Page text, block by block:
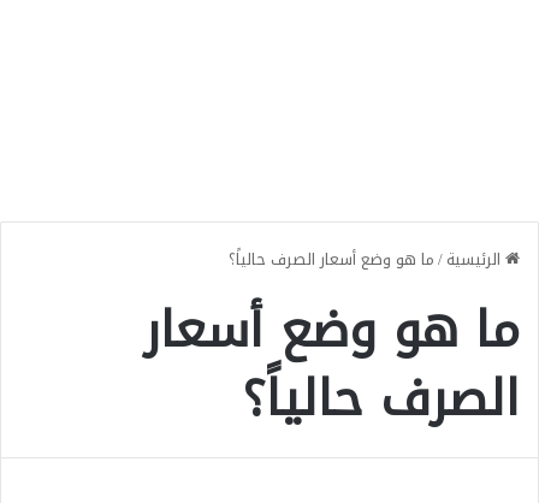
الرئيسية/ما هو وضع أسعار الصرف حالياً؟
ما هو وضع أسعار
الصرف حالياً؟